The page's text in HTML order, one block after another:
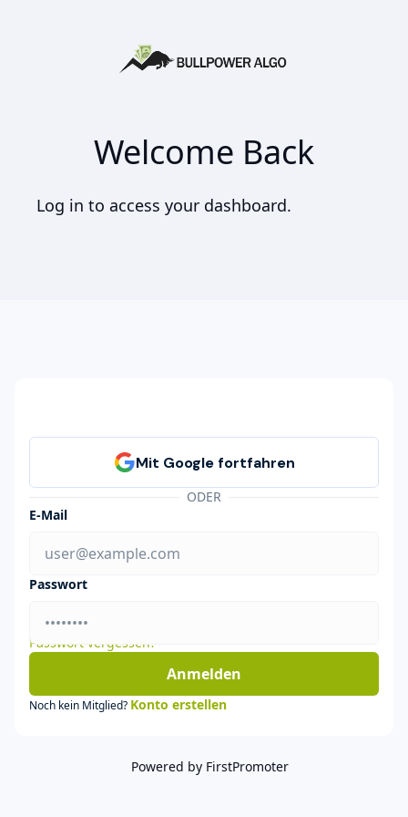
Welcome Back
Log in to access your dashboard.
ODER
E-Mail
Passwort
Passwort vergessen?
Anmelden
Noch kein Mitglied? Konto erstellen
Powered by FirstPromoter